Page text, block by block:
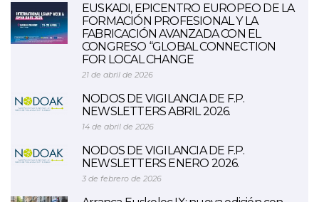
EUSKADI, EPICENTRO EUROPEO DE LA
FORMACIÓN PROFESIONAL Y LA
FABRICACIÓN AVANZADA CON EL
CONGRESO “GLOBAL CONNECTION
FOR LOCAL CHANGE
21 de abril de 2026
NODOS DE VIGILANCIA DE F.P.
NEWSLETTERS ABRIL 2026.
14 de abril de 2026
NODOS DE VIGILANCIA DE F.P.
NEWSLETTERS ENERO 2026.
3 de febrero de 2026